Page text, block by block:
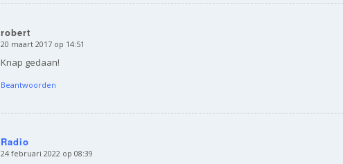
robert
zegt:
20 maart 2017 op 14:51
Knap gedaan!
Beantwoorden
Radio
zegt:
24 februari 2022 op 08:39